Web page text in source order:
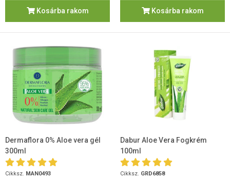
Kosárba rakom Kosárba rakom
Dermaflora 0% Aloe vera gél
300ml
Cikksz. MAN0493
Dabur Aloe Vera Fogkrém
100ml
Cikksz. GRD6858